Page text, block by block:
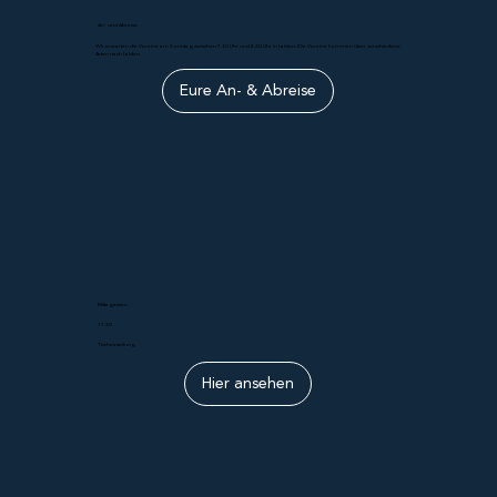
Mittagessen
11.30
Tischeinteilung
Hier ansehen
An- und Abreise
Wir erwarten die Vereine am Sonntag zwischen 7.30 Uhr und 8.30 Uhr in Lalden. Die Vereine kommen über verschiedene
Arten nach Lalden.
Eure An- & Abreise